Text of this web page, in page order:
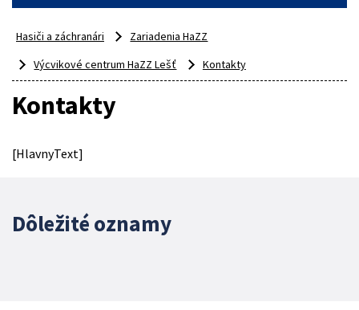
Hasiči a záchranári
Zariadenia HaZZ
Výcvikové centrum HaZZ Lešť
Kontakty
Kontakty
[HlavnyText]
Dôležité oznamy